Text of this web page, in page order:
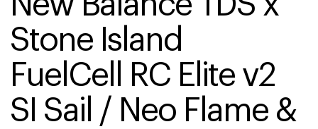
Stone Island
FuelCell RC Elite v2
SI Sail / Neo Flame &